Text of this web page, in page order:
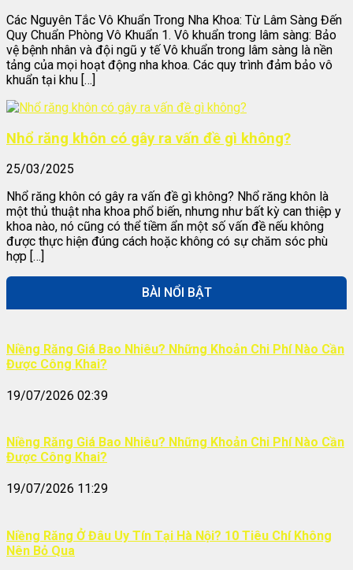
Các Nguyên Tắc Vô Khuẩn Trong Nha Khoa: Từ Lâm Sàng Đến
Quy Chuẩn Phòng Vô Khuẩn 1. Vô khuẩn trong lâm sàng: Bảo
vệ bệnh nhân và đội ngũ y tế Vô khuẩn trong lâm sàng là nền
tảng của mọi hoạt động nha khoa. Các quy trình đảm bảo vô
khuẩn tại khu […]
Nhổ răng khôn có gây ra vấn đề gì không?
25/03/2025
Nhổ răng khôn có gây ra vấn đề gì không? Nhổ răng khôn là
một thủ thuật nha khoa phổ biến, nhưng như bất kỳ can thiệp y
khoa nào, nó cũng có thể tiềm ẩn một số vấn đề nếu không
được thực hiện đúng cách hoặc không có sự chăm sóc phù
hợp […]
BÀI NỔI BẬT
Niềng Răng Giá Bao Nhiêu? Những Khoản Chi Phí Nào Cần
Được Công Khai?
19/07/2026 02:39
Niềng Răng Giá Bao Nhiêu? Những Khoản Chi Phí Nào Cần
Được Công Khai?
19/07/2026 11:29
Niềng Răng Ở Đâu Uy Tín Tại Hà Nội? 10 Tiêu Chí Không
Nên Bỏ Qua